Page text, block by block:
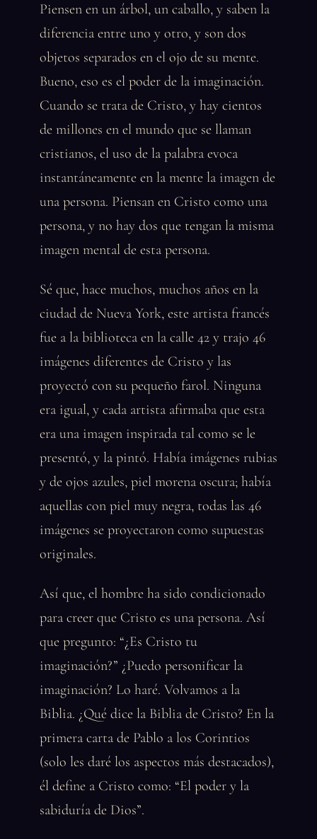
Piensen en un árbol, un caballo, y saben la
diferencia entre uno y otro, y son dos
objetos separados en el ojo de su mente.
Bueno, eso es el poder de la imaginación.
Cuando se trata de Cristo, y hay cientos
de millones en el mundo que se llaman
cristianos, el uso de la palabra evoca
instantáneamente en la mente la imagen de
una persona. Piensan en Cristo como una
persona, y no hay dos que tengan la misma
imagen mental de esta persona.
Sé que, hace muchos, muchos años en la
ciudad de Nueva York, este artista francés
fue a la biblioteca en la calle 42 y trajo 46
imágenes diferentes de Cristo y las
proyectó con su pequeño farol. Ninguna
era igual, y cada artista afirmaba que esta
era una imagen inspirada tal como se le
presentó, y la pintó. Había imágenes rubias
y de ojos azules, piel morena oscura; había
aquellas con piel muy negra, todas las 46
imágenes se proyectaron como supuestas
originales.
Así que, el hombre ha sido condicionado
para creer que Cristo es una persona. Así
que pregunto: “¿Es Cristo tu
imaginación?” ¿Puedo personificar la
imaginación? Lo haré. Volvamos a la
Biblia. ¿Qué dice la Biblia de Cristo? En la
primera carta de Pablo a los Corintios
(solo les daré los aspectos más destacados),
él define a Cristo como: “El poder y la
sabiduría de Dios”.